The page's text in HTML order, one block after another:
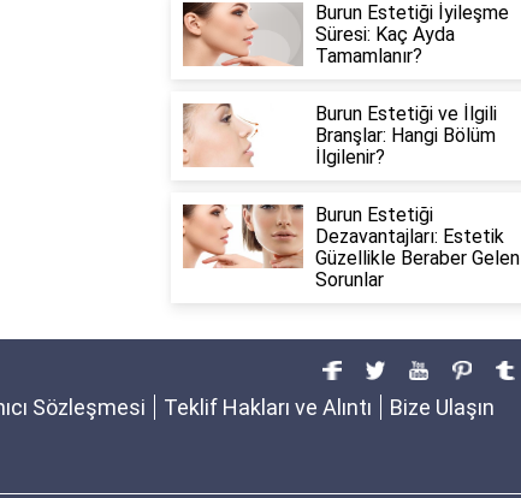
Burun Estetiği İyileşme
Süresi: Kaç Ayda
Tamamlanır?
Burun Estetiği ve İlgili
Branşlar: Hangi Bölüm
İlgilenir?
Burun Estetiği
Dezavantajları: Estetik
Güzellikle Beraber Gelen
Sorunlar
Sözleşmesi Teklif Hakları ve Alıntı Bize Ulaşın